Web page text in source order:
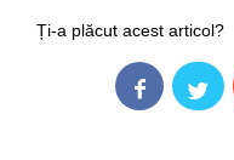
Ți-a plăcut acest articol?